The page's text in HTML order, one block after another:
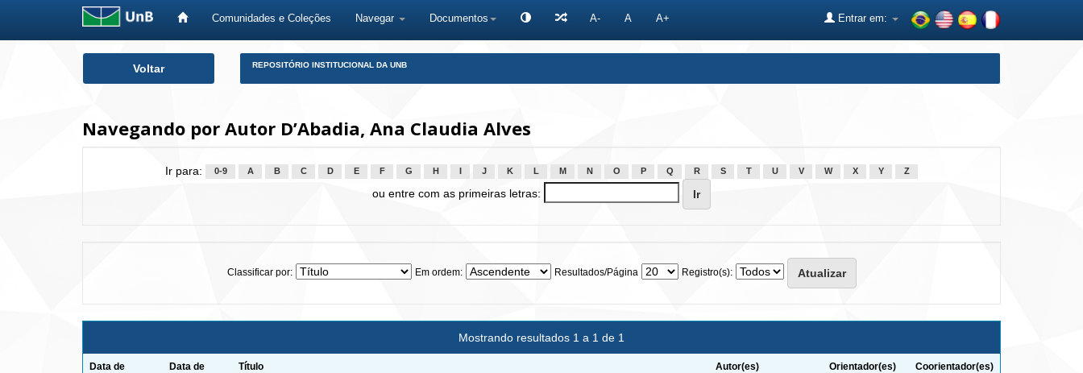
Comunidades e Coleções Navegar Documentos A- A A+ Entrar em:
Voltar REPOSITÓRIO INSTITUCIONAL DA UNB
Navegando por Autor D’Abadia, Ana Claudia Alves
Ir para: 0-9 A B C D E F G H J K L M N O P Q R S T U V W X Y Z
ou entre com as primeiras letras:
Classificar por: Em ordem: Resultados/Página Registro(s):
Mostrando resultados 1 a 1 de 1
Data de
Data de
Título Autor(es) Orientador(es) Coorientador(es)